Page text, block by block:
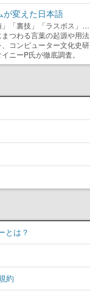
が変えた日本語
」「裏技」「ラスボス」…
つわる言葉の起源や用法
コンピューター文化史研
ニーP氏が徹底調査。
とは？
約